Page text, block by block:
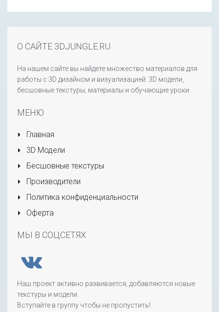
О САЙТЕ 3DJUNGLE.RU
На нашем сайте вы найдете множество материалов для
работы с 3D дизайном и визуализацией: 3D модели,
бесшовные текстуры, материалы и обучающие уроки.
МЕНЮ
Главная
3D Модели
Бесшовные текстуры
Производители
Политика конфиденциальности
Оферта
МЫ В СОЦСЕТЯХ
Наш проект активно развивается, добавляются новые
текстуры и модели.
Вступайте в группу чтобы не пропустить!